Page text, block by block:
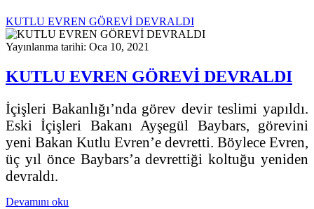
KUTLU EVREN GÖREVİ DEVRALDI
Yayınlanma tarihi: Oca 10, 2021
KUTLU EVREN GÖREVİ DEVRALDI
İçişleri Bakanlığı’nda görev devir teslimi yapıldı.
Eski İçişleri Bakanı Ayşegül Baybars, görevini
yeni Bakan Kutlu Evren’e devretti. Böylece Evren,
üç yıl önce Baybars’a devrettiği koltuğu yeniden
devraldı.
Devamını oku